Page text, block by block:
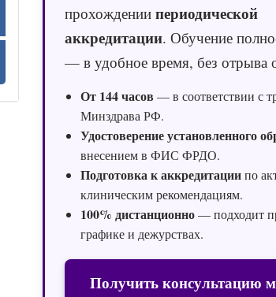
прохождении периодической
аккредитации. Обучение
— в удобное время, без отрыва
От 144 часов — в соответствии с
Минздрава РФ.
Удостоверение установленного
внесением в ФИС ФРДО.
Подготовка к аккредитациипо
клиническим рекомендациям.
100% дистанционно— подходит
графике и дежурствах.
Получить консультацию